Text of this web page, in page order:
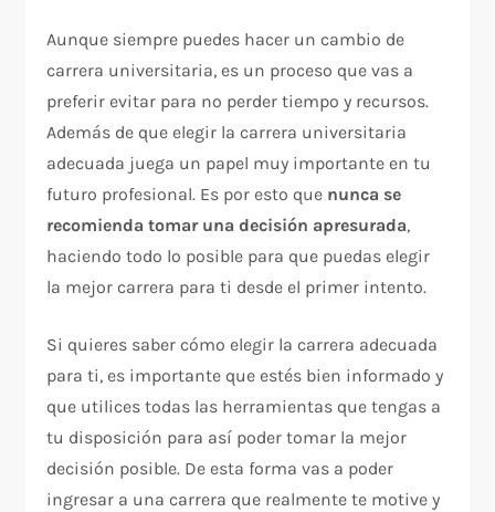
Aunque siempre puedes hacer un cambio de
carrera universitaria, es un proceso que vas a
preferir evitar para no perder tiempo y recursos.
Además de que elegir la carrera universitaria
adecuada juega un papel muy importante en tu
futuro profesional. Es por esto que nunca se
recomienda tomar una decisión apresurada,
haciendo todo lo posible para que puedas elegir
la mejor carrera para ti desde el primer intento.
Si quieres saber cómo elegir la carrera adecuada
para ti, es importante que estés bien informado y
que utilices todas las herramientas que tengas a
tu disposición para así poder tomar la mejor
decisión posible. De esta forma vas a poder
ingresar a una carrera que realmente te motive y